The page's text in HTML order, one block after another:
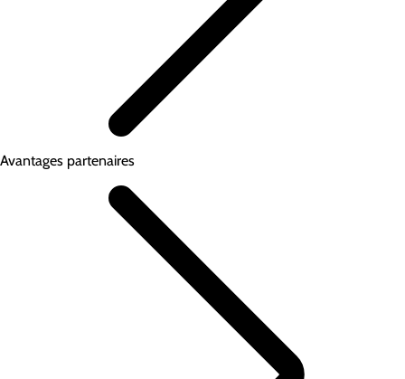
Avantages partenaires